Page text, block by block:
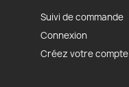
Suivi de commande
Connexion
Créez votre compte